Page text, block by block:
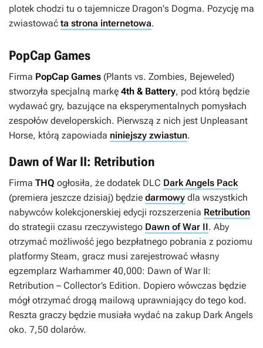
plotek chodzi tu o tajemnicze Dragon's Dogma. Pozycję ma
zwiastować ta strona internetowa.
PopCap Games
Firma PopCap Games (Plants vs. Zombies, Bejeweled)
stworzyła specjalną markę 4th & Battery, pod którą będzie
wydawać gry, bazujące na eksperymentalnych pomysłach
zespołów developerskich. Pierwszą z nich jest Unpleasant
Horse, którą zapowiada niniejszy zwiastun.
Dawn of War II: Retribution
Firma THQ ogłosiła, że dodatek DLC Dark Angels Pack
(premiera jeszcze dzisiaj) będzie darmowy dla wszystkich
nabywców kolekcjonerskiej edycji rozszerzenia Retribution
do strategii czasu rzeczywistego Dawn of War II. Aby
otrzymać możliwość jego bezpłatnego pobrania z poziomu
platformy Steam, gracz musi zarejestrować własny
egzemplarz Warhammer 40,000: Dawn of War II:
Retribution – Collector’s Edition. Dopiero wówczas będzie
mógł otrzymać drogą mailową uprawniający do tego kod.
Reszta graczy będzie musiała wydać na zakup Dark Angels
oko. 7,50 dolarów.